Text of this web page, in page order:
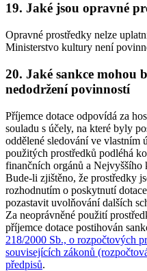
19. Jaké jsou opravné
Opravné prostředky nelze
Ministerstvo kultury není
20. Jaké sankce mohou
nedodržení povinností
Příjemce dotace odpovídá za
souladu s účely, na které byly
oddělené sledování ve vlastním
použitých prostředků podléhá
finančních orgánů a Nejvyššího
Bude-li zjištěno, že prostředky
rozhodnutím o poskytnutí
pozastavit uvolňování dalších
Za neoprávněné použití
příjemce dotace postihován
218/2000 Sb., o rozpočtových
souvisejících zákonů
předpisů.